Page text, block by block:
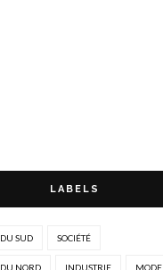
LABELS
SUD SOCIÉTÉ
NORD INDUSTRIE MODE